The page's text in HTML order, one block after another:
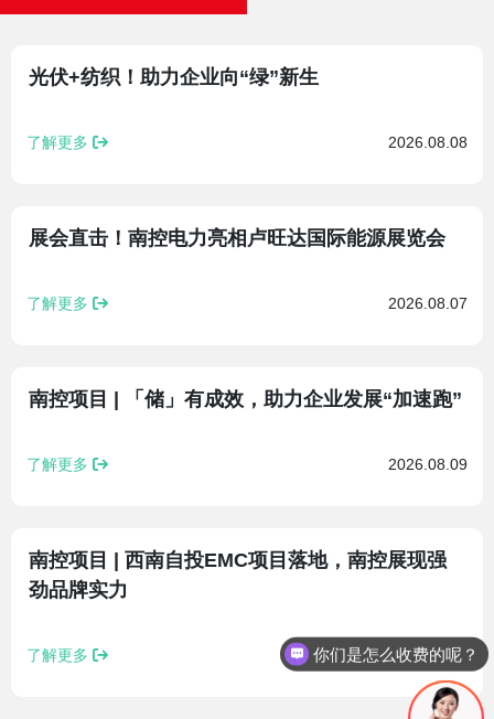
光伏+纺织！助力企业向“绿”新生
了解更多 2026.08.08
展会直击！南控电力亮相卢旺达国际能源展览会
了解更多 2026.08.07
南控项目 | 「储」有成效，助力企业发展“加速跑”
了解更多 2026.08.09
南控项目 | 西南自投EMC项目落地，南控展现强
劲品牌实力
了解更多 2026.08.09
你们是怎么收费的呢？